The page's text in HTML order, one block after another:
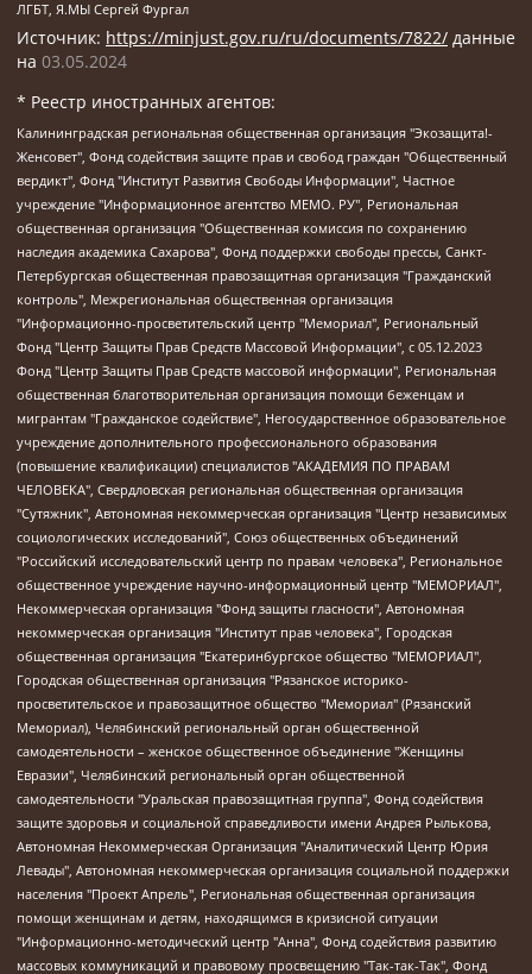
ЛГБТ, Я.МЫ Сергей Фургал
Источник: https://minjust.gov.ru/ru/documents/7822/ данные
на 03.05.2024
* Реестр иностранных агентов:
Калининградская региональная общественная организация "Экозащита!-Женсовет", Фонд содействия защите прав и свобод граждан "Общественный вердикт", Фонд "Институт Развития Свободы Информации", Частное учреждение "Информационное агентство МЕМО. РУ", Региональная общественная организация "Общественная комиссия по сохранению наследия академика Сахарова", Фонд поддержки свободы прессы, Санкт-Петербургская общественная правозащитная организация "Гражданский контроль", Межрегиональная общественная организация "Информационно-просветительский центр "Мемориал", Региональный Фонд "Центр Защиты Прав Средств Массовой Информации", с 05.12.2023 Фонд "Центр Защиты Прав Средств массовой информации", Региональная общественная благотворительная организация помощи беженцам и мигрантам "Гражданское содействие", Негосударственное образовательное учреждение дополнительного профессионального образования (повышение квалификации) специалистов "АКАДЕМИЯ ПО ПРАВАМ ЧЕЛОВЕКА", Свердловская региональная общественная организация "Сутяжник", Автономная некоммерческая организация "Центр независимых социологических исследований", Союз общественных объединений "Российский исследовательский центр по правам человека", Региональное общественное учреждение научно-информационный центр "МЕМОРИАЛ", Некоммерческая организация "Фонд защиты гласности", Автономная некоммерческая организация "Институт прав человека", Городская общественная организация "Екатеринбургское общество "МЕМОРИАЛ", Городская общественная организация "Рязанское историко-просветительское и правозащитное общество "Мемориал" (Рязанский Мемориал), Челябинский региональный орган общественной самодеятельности – женское общественное объединение "Женщины Евразии", Челябинский региональный орган общественной самодеятельности "Уральская правозащитная группа", Фонд содействия защите здоровья и социальной справедливости имени Андрея Рылькова, Автономная Некоммерческая Организация "Аналитический Центр Юрия Левады", Автономная некоммерческая организация социальной поддержки населения "Проект Апрель", Региональная общественная организация помощи женщинам и детям, находящимся в кризисной ситуации "Информационно-методический центр "Анна", Фонд содействия развитию массовых коммуникаций и правовому просвещению "Так-так-Так", Фонд содействия устойчивому развитию "Серебряная тайга", Свердловский региональный общественный фонд социальных проектов "Новое время", "Idel.Реалии", Кавказ.Реалии, Крым.Реалии, Телеканал Настоящее Время, Татаро-башкирская служба Радио Свобода (Azatliq Radiosi), Радио Свободная Европа/Радио Свобода (PCE/PC), "Сибирь.Реалии", "Фактограф", Благотворительный фонд помощи осужденным и их семьям, Автономная некоммерческая организация "Институт глобализации и социальных движений", Фонд "В защиту прав заключенных", Частное учреждение "Центр поддержки и содействия развитию средств массовой информации", Пензенский региональный общественный благотворительный фонд "Гражданский союз", "Север.Реалии", Некоммерческая организация Фонд "Правовая инициатива", Общество с ограниченной ответственностью "Радио Свободная Европа/Радио Свобода", Чешское информационное агентство "MEDIUM-ORIENT", Красноярская региональная общественная организация "Мы против СПИДа", Камалягин Денис Николаевич, Маркелов Сергей Евгеньевич, Пономарев Лев Александрович, Савицкая Людмила Алексеевна, Автономная некоммерческая организация "Центр по работе с проблемой насилия "НАСИЛИЮ.НЕТ", Межрегиональный профессиональный союз работников здравоохранения "Альянс врачей", Юридическое лицо, зарегистрированное в Латвийской Республике, SIA "Medusa Project" (регистрационный номер 40103797863, дата регистрации 10.06.2014), Некоммерческая организация "Фонд по борьбе с коррупцией", Автономная некоммерческая организация "Институт права и публичной политики", Баданин Роман Сергеевич, Гликин Максим Александрович, Железнова Мария Михайловна, Лукьянова Юлия Сергеевна, Маетная Елизавета Витальевна, Маняхин Петр Борисович, Чуракова Ольга Владимировна, Ярош Юлия Петровна, Юридическое лицо "The Insider SIA", зарегистрированное в Риге, Латвийская Республика (дата регистрации 26.06.2015), являющееся администратором доменного имени интернет-издания "The Insider SIA", https://theins.ru, Постернак Алексей Евгеньевич, Рубин Михаил Аркадьевич, Анин Роман Александрович, Юридическое лицо Istories fonds, зарегистрированное в Латвийской Республике (регистрационный номер 50008295751, дата регистрации 24.02.2020), Великовский Дмитрий Александрович, Долинина Ирина Николаевна, Мароховская Алеся Алексеевна, Шлейнов Роман Юрьевич, Шмагун Олеся Валентиновна, Общество с ограниченной ответственностью "Альтаир 2021", Общество с ограниченной ответственностью "Вега 2021", Общество с ограниченной ответственностью "Главный редактор 2021", Общество с ограниченной ответственностью "Ромашки монолит", Важенков Артем Валерьевич, Ивановская областная общественная организация "Центр гендерных исследований", Гурман Юрий Альбертович, Медиапроект "ОВД-Инфо", Егоров Владимир Владимирович, Жилинский Владимир Александрович, Общество с ограниченной ответственностью "ЗП", Иванова София Юрьевна, Карезина Инна Павловна, Кильтау Екатерина Викторовна, Петров Алексей Викторович, Пискунов Сергей Евгеньевич, Смирнов Сергей Сергеевич, Тихонов Михаил Сергеевич, Общество с ограниченной ответственностью "ЖУРНАЛИСТ-ИНОСТРАННЫЙ АГЕНТ", Арапова Галина Юрьевна, Вольтская Татьяна Анатольевна, Американская компания "Mason G.E.S. Anonymous Foundation" (США), являющаяся владельцем интернет-издания https://mnews.world/, Компания "Stichting Bellingcat", зарегистрированная в Нидерландах (дата регистрации 11.07.2018), Захаров Андрей Вячеславович, Клепиковская Екатерина Дмитриевна, Общество с ограниченной ответственностью "МЕМО", Перл Роман Александрович, Симонов Евгений Алексеевич, Соловьева Елена Анатольевна, Сотников Даниил Владимирович, Сурначева Елизавета Дмитриевна, Автономная некоммерческая организация по защите прав человека и информированию населения "Якутия – Наше Мнение", Общество с ограниченной ответственностью "Москоу диджитал медиа", с 26.01.2023 Общество с ограниченной ответственностью "Чайка Белые сады", Ветошкина Валерия Валерьевна, Заговора Максим Александрович, Межрегиональное общественное движение "Российская ЛГБТ - сеть", Оленичев Максим Владимирович, Павлов Иван Юрьевич, Скворцова Елена Сергеевна, Общество с ограниченной ответственностью "Как бы инагент", Кочетков Игорь Викторович, Общество с ограниченной ответственностью "Честные выборы", Еланчик Олег Александрович, Общество с ограниченной ответственностью "Нобелевский призыв", Гималова Регина Эмилевна, Григорьев Андрей Валерьевич, Григорьева Алина Александровна, Ассоциация по содействию защите прав призывников, альтернативнослужащих и военнослужащих "Правозащитная группа "Гражданин.Армия.Право", Хисамова Регина Фаритовна, Автономная некоммерческая организация по реализации социально-правовых программ "Лилит", Дальневосточное общественное движение "Маяк", Санкт-Петербургская ЛГБТ-инициативная группа "Выход", Инициативная группа ЛГБТ+ "Реверс", Алексеев Андрей Викторович, Бекбулатова Таисия Львовна, Беляев Иван Михайлович, Владыкина Елена Сергеевна, Гельман Марат Александрович, Никульшина Вероника Юрьевна, Толоконникова Надежда Андреевна, Шендерович Виктор Анатольевич, Общество с ограниченной ответственностью "Данное сообщение", Общество с ограниченной ответственностью Издательский дом "Новая глава", Айнбиндер Александра Александровна, Московский комьюнити-центр для ЛГБТ+инициатив, Благотворительный фонд развития филантропии, Deutsche Welle (Германия, Kurt-Schumacher-Strasse 3, 53113 Bonn), Борзунова Мария Михайловна, Воробьев Виктор Викторович, Голубева Анна Львовна, Константинова Алла Михайловна, Малкова Ирина Владимировна, Мурадов Мурад Абдулгалимович, Осетинская Елизавета Николаевна, Понасенков Евгений Николаевич, Ганапольский Матвей Юрьевич, Киселев Евгений Алексеевич, Борухович Ирина Григорьевна, Дремин Иван Тимофеевич, Дубровский Дмитрий Викторович, Красноярская региональная общественная организация поддержки и развития альтернативных образовательных технологий и межкультурных коммуникаций "ИНТЕРРА", Маяковская Екатерина Алексеевна, Фейгин Марк Захарович, Филимонов Андрей Викторович, Дзугкоева Регина Николаевна, Доброхотов Роман Александрович, Дудь Юрий Александрович, Елкин Сергей Владимирович, Кругликов Кирилл Игоревич, Сабунаева Мария Леонидовна, Семенов Алексей Владимирович, Шаинян Карен Багратович, Шульман Екатерина Михайловна, Асафьев Артур Валерьевич, Вахштайн Виктор Семенович, Венедиктов Алексей Алексеевич, Лушникова Екатерина Евгеньевна, Волков Леонид Михайлович, Невзоров Александр Глебович, Пархоменко Сергей Борисович, Сироткин Ярослав Николаевич, Кара-Мурза Владимир Владимирович, Баранова Наталья Владимировна, Гозман Леонид Яковлевич, Кагарлицкий Борис Юльевич, Климарев Михаил Валерьевич, Милов Владимир Станиславович, Автономная некоммерческая организация Краснодарский центр современного искусства "Типография", Моргенштерн Алишер Тагирович, Соболь Любовь Эдуардовна, Общество с ограниченной ответственностью "ЛИЗА НОРМ", Каспаров Гарри Кимович, Ходорковский Михаил Борисович, Общество с ограниченной ответственностью "Апрельские тезисы", Данилович Ирина Брониславовна, Кашин Олег Владимирович, Петров Николай Владимирович, Пивоваров Алексей Владимирович, Соколов Михаил Владимирович, Цветкова Юлия Владимировна, Чичваркин Евгений Александрович, Комитет против пыток/Команда против пыток, Общество с ограниченной ответственностью "Первый научный", Общество с ограниченной ответственностью "Вертолет и ко", Белоцерковская Вероника Борисовна, Кац Максим Евгеньевич, Лазарева Татьяна Юрьевна, Шаведдинов Руслан Табризович, Яшин Илья Валерьевич, Общество с ограниченной ответственностью "Иноагент ААВ", Алешковский Дмитрий Петрович, Альбац Евгения Марковна, Быков Дмитрий Львович, Галямина Юлия Евгеньевна, Лойко Сергей Леонидович, Мартынов Кирилл Константинович, Медведев Сергей Александрович, Крашенинников Федор Геннадиевич, Гордеева Катерина Вл